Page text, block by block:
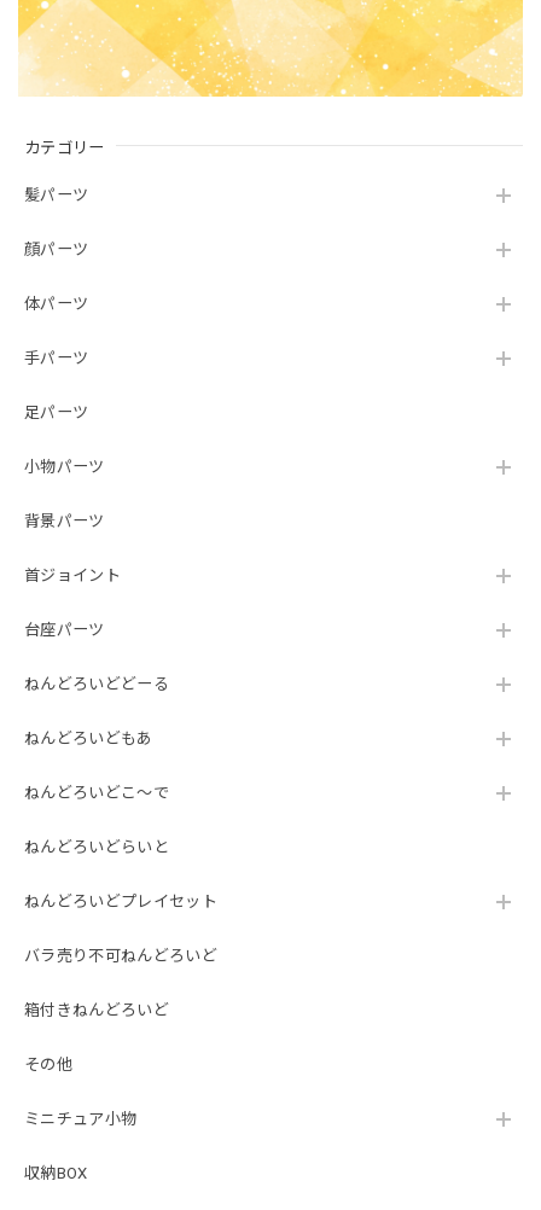
カテゴリー
髪パーツ
顔パーツ
体パーツ
手パーツ
足パーツ
小物パーツ
背景パーツ
首ジョイント
台座パーツ
ねんどろいどどーる
ねんどろいどもあ
ねんどろいどこ～で
ねんどろいどらいと
ねんどろいどプレイセット
バラ売り不可ねんどろいど
箱付きねんどろいど
その他
ミニチュア小物
収納BOX